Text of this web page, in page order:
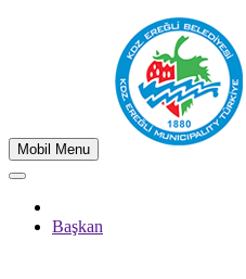
Mobil Menu
Başkan